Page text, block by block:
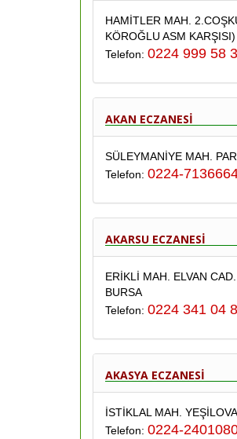
HAMİTLER MAH.
KÖROĞLU ASM
Telefon: 0224 999 58
AKAN ECZANESİ
SÜLEYMANİYE MAH.
Telefon: 0224-
AKARSU ECZANESİ
ERİKLİ MAH. ELVAN
BURSA
Telefon: 0224 341 04
AKASYA ECZANESİ
İSTİKLAL MAH.
Telefon: 0224-